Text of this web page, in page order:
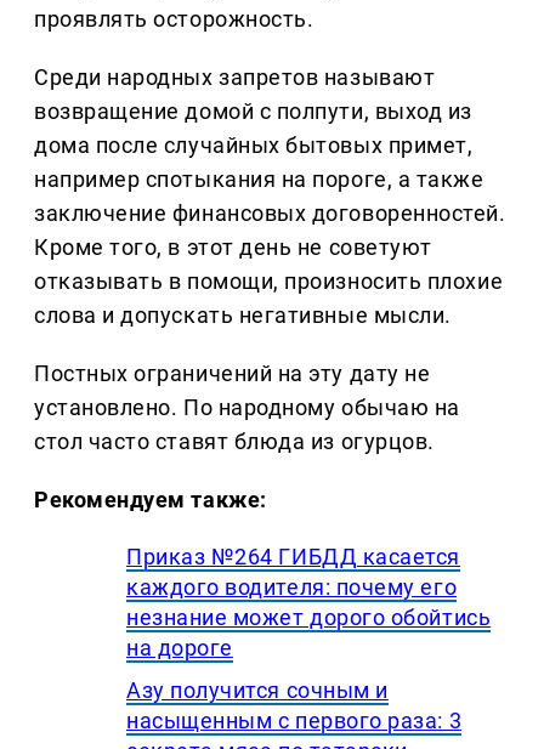
проявлять осторожность.
Среди народных запретов называют
возвращение домой с полпути, выход из
дома после случайных бытовых примет,
например спотыкания на пороге, а также
заключение финансовых договоренностей.
Кроме того, в этот день не советуют
отказывать в помощи, произносить плохие
слова и допускать негативные мысли.
Постных ограничений на эту дату не
установлено. По народному обычаю на
стол часто ставят блюда из огурцов.
Рекомендуем также:
Приказ №264 ГИБДД касается
каждого водителя: почему его
незнание может дорого обойтись
на дороге
Азу получится сочным и
насыщенным с первого раза: 3